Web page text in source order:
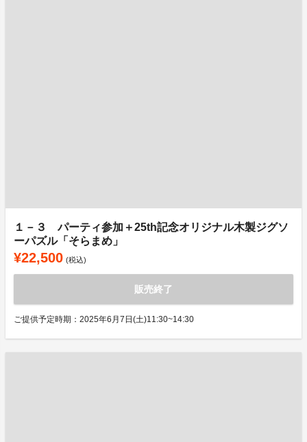
１－３ パーティ参加＋25th記念オリジナル木製ジグソ
ーパズル「そらまめ」
¥22,500 (税込)
販売終了
ご提供予定時期：2025年6月7日(土)11:30~14:30